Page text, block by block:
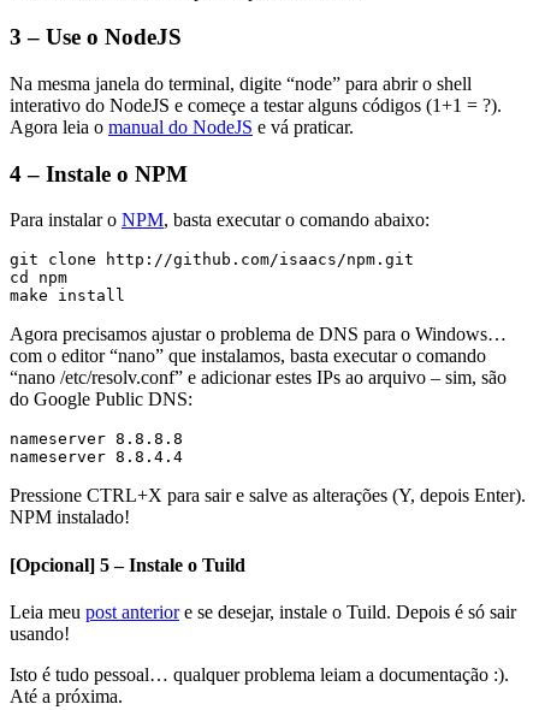
3 – Use o NodeJS
Na mesma janela do terminal, digite “node” para abrir o shell
interativo do NodeJS e começe a testar alguns códigos (1+1 = ?).
Agora leia o manual do NodeJS e vá praticar.
4 – Instale o NPM
Para instalar o NPM, basta executar o comando abaixo:
git clone http://github.com/isaacs/npm.git
cd npm
Agora precisamos ajustar o problema de DNS para o Windows…
com o editor “nano” que instalamos, basta executar o comando
“nano /etc/resolv.conf” e adicionar estes IPs ao arquivo – sim, são
do Google Public DNS:
nameserver 8.8.8.8
Pressione CTRL+X para sair e salve as alterações (Y, depois Enter).
NPM instalado!
[Opcional] 5 – Instale o Tuild
Leia meu post anteriore se desejar, instale o Tuild. Depois é só sair
usando!
Isto é tudo pessoal… qualquer problema leiam a documentação :).
Até a próxima.